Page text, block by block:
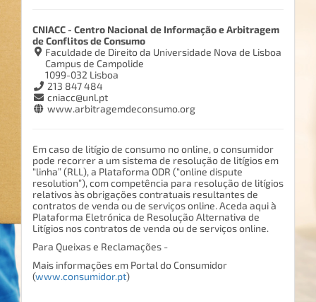
CNIACC - Centro Nacional de Informação e Arbitragem
de Conflitos de Consumo
Faculdade de Direito da Universidade Nova de Lisboa
Campus de Campolide
1099-032 Lisboa
213 847 484
cniacc@unl.pt
www.arbitragemdeconsumo.org
Em caso de litígio de consumo no online, o consumidor
pode recorrer a um sistema de resolução de litígios em
“linha” (RLL), a Plataforma ODR (“online dispute
resolution”), com competência para resolução de litígios
relativos às obrigações contratuais resultantes de
contratos de venda ou de serviços online. Aceda aqui à
Plataforma Eletrónica de Resolução Alternativa de
Litígios nos contratos de venda ou de serviços online.
Para Queixas e Reclamações -
Mais informações em Portal do Consumidor
(www.consumidor.pt)